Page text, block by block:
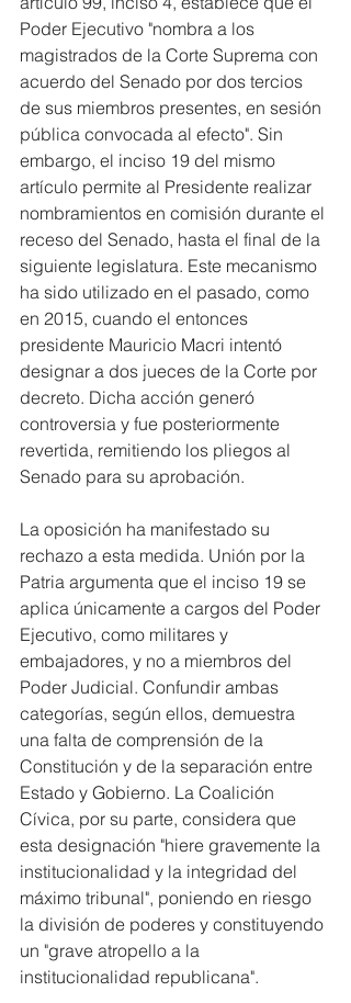
Poder Ejecutivo "nombra a los
magistrados de la Corte Suprema con
acuerdo del Senado por dos tercios
de sus miembros presentes, en sesión
pública convocada al efecto". Sin
embargo, el inciso 19 del mismo
artículo permite al Presidente realizar
nombramientos en comisión durante el
receso del Senado, hasta el final de la
siguiente legislatura. Este mecanismo
ha sido utilizado en el pasado, como
en 2015, cuando el entonces
presidente Mauricio Macri intentó
designar a dos jueces de la Corte por
decreto. Dicha acción generó
controversia y fue posteriormente
revertida, remitiendo los pliegos al
Senado para su aprobación.
La oposición ha manifestado su
rechazo a esta medida. Unión por la
Patria argumenta que el inciso 19 se
aplica únicamente a cargos del Poder
Ejecutivo, como militares y
embajadores, y no a miembros del
Poder Judicial. Confundir ambas
categorías, según ellos, demuestra
una falta de comprensión de la
Constitución y de la separación entre
Estado y Gobierno. La Coalición
Cívica, por su parte, considera que
esta designación "hiere gravemente la
institucionalidad y la integridad del
máximo tribunal", poniendo en riesgo
la división de poderes y constituyendo
un "grave atropello a la
institucionalidad republicana".